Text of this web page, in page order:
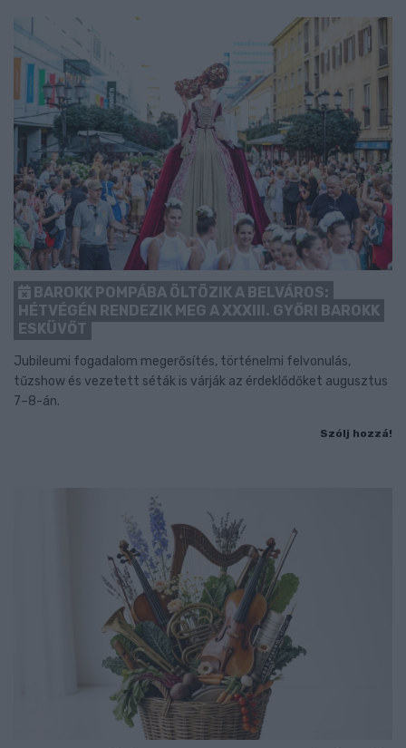
BAROKK POMPÁBA ÖLTÖZIK A BELVÁROS:
HÉTVÉGÉN RENDEZIK MEG A XXXIII. GYŐRI BAROKK
ESKÜVŐT
Jubileumi fogadalom megerősítés, történelmi felvonulás,
tűzshow és vezetett séták is várják az érdeklődőket augusztus
7–8-án.
Szólj hozzá!